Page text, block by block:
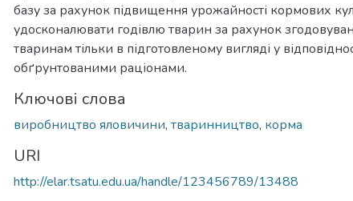
базу за рахунок підвищення урожайності кормових
удосконалювати годівлю тварин за рахунок
тваринам тільки в підготовленому вигляді у
обґрунтованими раціонами.
Ключові слова
виробництво яловичини, тваринництво, корма
URI
http://elar.tsatu.edu.ua/handle/123456789/13488